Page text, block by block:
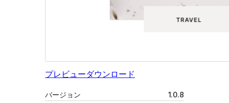
プレビューダウンロード
バージョン
1.0.8